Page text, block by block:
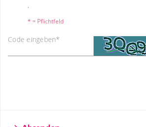
.
* = Pflichtfeld
Code eingeben*